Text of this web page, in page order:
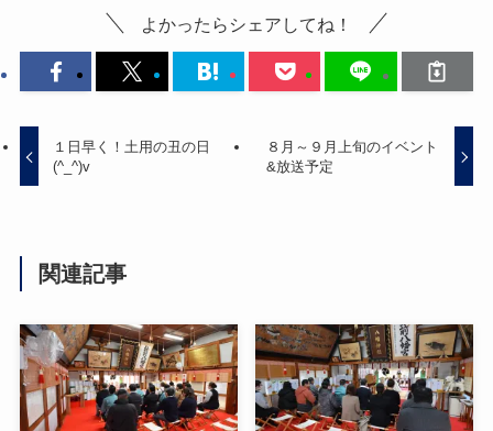
よかったらシェアしてね！
１日早く！土用の丑の日
(^_^)v
８月～９月上旬のイベント
&放送予定
関連記事